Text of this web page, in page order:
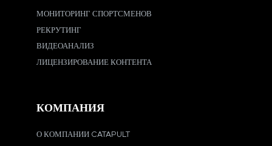
МОНИТОРИНГ СПОРТСМЕНОВ
РЕКРУТИНГ
ВИДЕОАНАЛИЗ
ЛИЦЕНЗИРОВАНИЕ КОНТЕНТА
КОМПАНИЯ
О КОМПАНИИ CATAPULT